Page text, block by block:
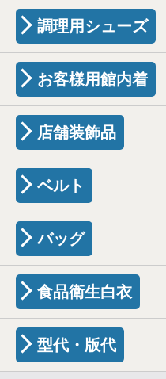
調理用シューズ
お客様用館内着
店舗装飾品
ベルト
バッグ
食品衛生白衣
型代・版代